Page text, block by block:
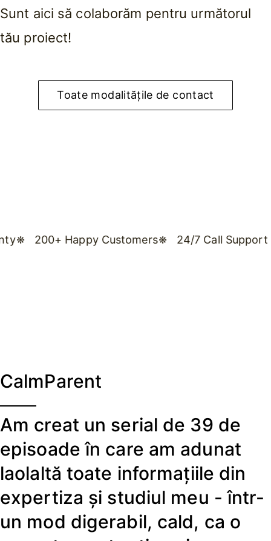
Sunt aici să colaborăm pentru următorul
tău proiect!
Toate modalitățile de contact
Happy Customers 24/7 Call Support
CalmParent
Am creat un serial de 39 de
episoade în care am adunat
laolaltă toate informațiile din
expertiza și studiul meu - într-
un mod digerabil, cald, ca o